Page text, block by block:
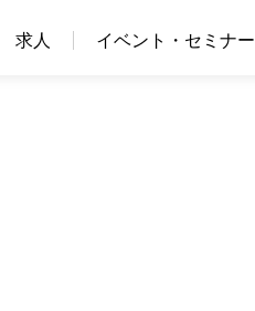
求人 イベント・セミナー